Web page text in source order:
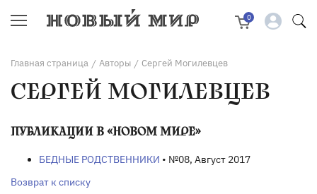
0
Главная страница / Авторы / Сергей Могилевцев
СЕРГЕЙ МОГИЛЕВЦЕВ
ПУБЛИКАЦИИ В «НОВОМ МИРЕ»
БЕДНЫЕ РОДСТВЕННИКИ • №08, Август 2017
Возврат к списку